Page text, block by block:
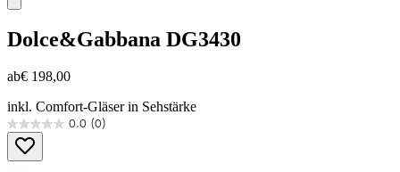
Dolce&Gabbana DG3430
ab€ 198,00
inkl. Comfort-Gläser in Sehstärke
0.0 (0)
0.0
von
5